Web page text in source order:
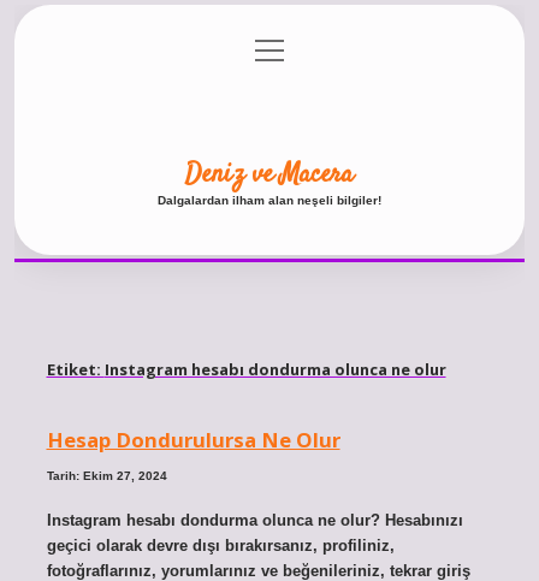
Gizlilik Politikası
menüyü
aç
Deniz ve Macera
Dalgalardan ilham alan neşeli bilgiler!
Etiket: Instagram hesabı dondurma olunca ne olur
Hesap Dondurulursa Ne Olur
Tarih: Ekim 27, 2024
Instagram hesabı dondurma olunca ne olur? Hesabınızı
geçici olarak devre dışı bırakırsanız, profiliniz,
fotoğraflarınız, yorumlarınız ve beğenileriniz, tekrar giriş